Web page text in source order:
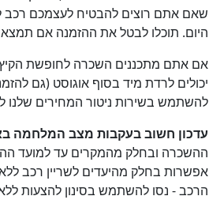
שאם אתם רוצים להבטיח לעצמכם רכב
היום. תוכלו לבטל את ההזמנה אם
אם אתם מתכננים השכרה לחופשת הקיץ
יכולים לרדת מיד בסוף אוגוסט (גם
להשתמש בשירות ניטור המחירים שלנו
עדכון חשוב בעקבות מצב המלחמה
ההשכרה ובחלק מהמקרים עד למועד
אפשרות בחלק מהיעדים לשריין רכב
הרכב - נסו להשתמש בסינון להצעות